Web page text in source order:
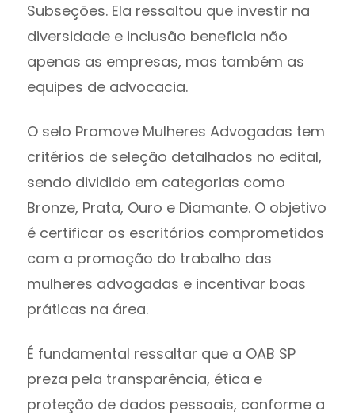
Subseções. Ela ressaltou que investir na
diversidade e inclusão beneficia não
apenas as empresas, mas também as
equipes de advocacia.
O selo Promove Mulheres Advogadas tem
critérios de seleção detalhados no edital,
sendo dividido em categorias como
Bronze, Prata, Ouro e Diamante. O objetivo
é certificar os escritórios comprometidos
com a promoção do trabalho das
mulheres advogadas e incentivar boas
práticas na área.
É fundamental ressaltar que a OAB SP
preza pela transparência, ética e
proteção de dados pessoais, conforme a